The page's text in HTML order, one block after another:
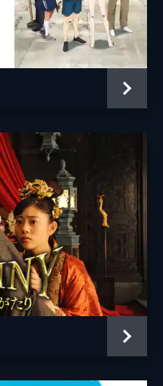
小林隆
田村たがめ
清水優
田中要次
金沢映子
中村橋弥
高久ちぐさ
板倉光隆
仲里依紗
安達直人